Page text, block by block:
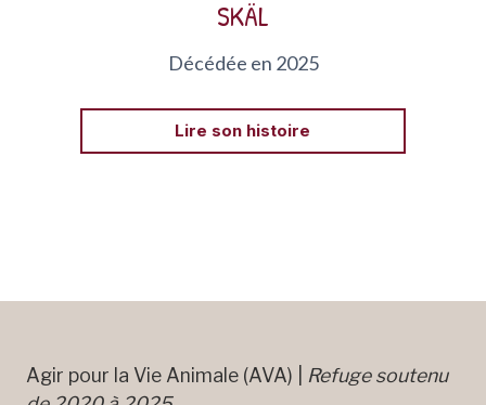
SKÄL
Décédée en 2025
Lire son histoire
Agir pour la Vie Animale (AVA) | Refuge soutenu